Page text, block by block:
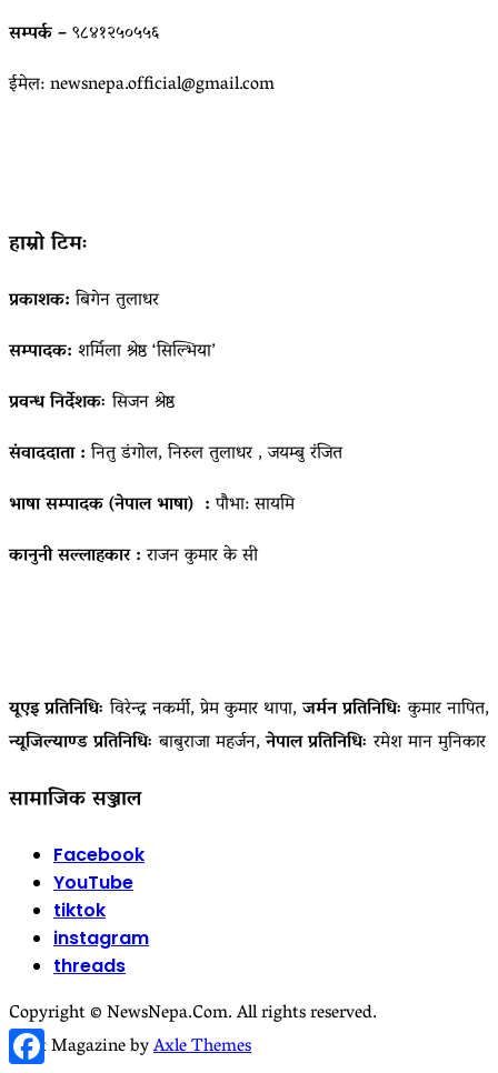
सम्पर्क –९८४१२५०५५६
ईमेल: newsnepa.official@gmail.com
हाम्रो टिमः
प्रकाशक:बिगेन तुलाधर
सम्पादक: शर्मिला श्रेष्ठ ‘सिल्भिया’
प्रवन्ध निर्देशकःसिजन श्रेष्ठ
संवाददाता :नितु डंगोल, निरुल तुलाधर , जयम्बु रंजित
भाषा सम्पादक (नेपाल भाषा) :पौभा: सायमि
कानुनी सल्लाहकार :राजन कुमार के सी
यूएइ प्रतिनिधिः विरेन्द्र नकर्मी, प्रेम कुमार थापा,जर्मन प्रतिनिधिः कुमार नापित,
न्यूजिल्याण्ड प्रतिनिधिः बाबुराजा महर्जन,नेपाल प्रतिनिधिः रमेश मान मुनिकार
सामाजिक सञ्जाल
Facebook
YouTube
tiktok
instagram
threads
Copyright © NewsNepa.Com. All rights reserved.
Start Magazine byAxle Themes
Facebook